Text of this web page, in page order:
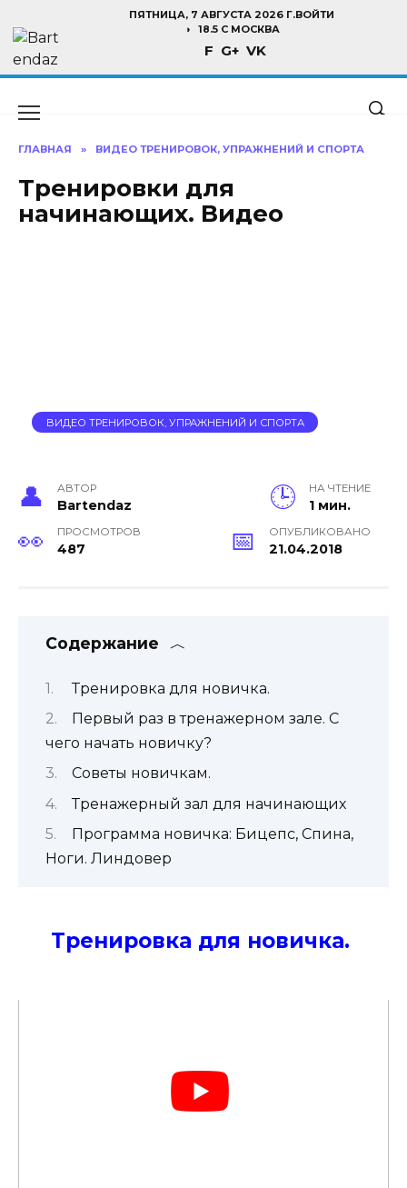
содержанию
ПЯТНИЦА, 7 АВГУСТА 2026 Г.ВОЙТИ
18.5 C МОСКВА
F G+ VK
ГЛАВНАЯ » ВИДЕО ТРЕНИРОВОК, УПРАЖНЕНИЙ И СПОРТА
Тренировки для
начинающих. Видео
ВИДЕО ТРЕНИРОВОК, УПРАЖНЕНИЙ И СПОРТА
АВТОР
Bartendaz
НА ЧТЕНИЕ
1 мин.
ПРОСМОТРОВ
487
ОПУБЛИКОВАНО
21.04.2018
Содержание
Тренировка для новичка.
Первый раз в тренажерном зале. С
чего начать новичку?
Советы новичкам.
Тренажерный зал для начинающих
Программа новичка: Бицепс, Спина,
Ноги. Линдовер
Тренировка для новичка.